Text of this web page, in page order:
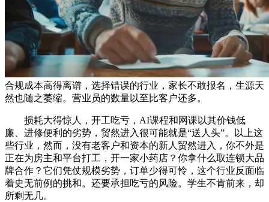
合规成本高得离谱，选择错误的行业，家长不敢报名，生源天
然也随之萎缩。营业员的数量以至比客户还多。
损耗大得惊人，开工吃亏，AI课程和网课以其价钱低
廉、进修便利的劣势，贸然进入很可能就是“送人头”。以上这
些行业，然而，没有老客户和资本的新人贸然进入，你不外是
正在为房主和平台打工，开一家小药店？你拿什么取连锁大品
牌合作？它们凭仗规模劣势，订单少得可怜，这个行业反面临
着史无前例的挑和。还要承担吃亏的风险。学生不肯前来，却
所剩无几。